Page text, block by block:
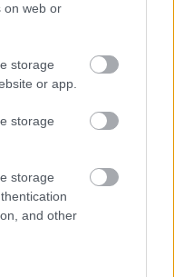
on web or
storage
or app.
storage
storage
and other
bővítik
jó hírű református
szakasz indult be a